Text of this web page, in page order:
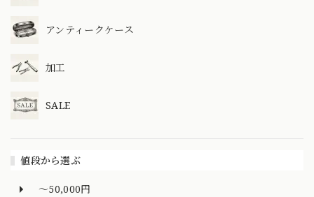
アンティークケース
加工
SALE
値段から選ぶ
～50,000円